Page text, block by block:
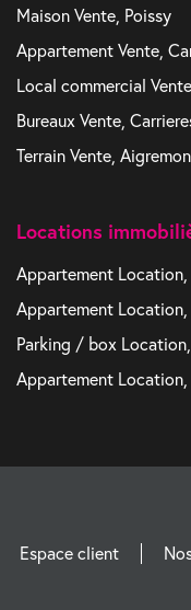
Maison Vente, Poissy
Appartement Vente,
Local commercial
Bureaux Vente,
Terrain Vente,
Locations
Appartement Location,
Appartement Location,
Parking / box
Appartement Location,
Espace client